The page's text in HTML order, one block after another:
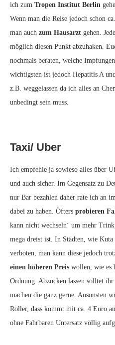
ich zum Tropen Institut Berlin
Wenn man die Reise jedoch schon
man auch zum Hausarzt gehen.
möglich diesen Punkt abzuhaken.
nochmals beraten, welche
wichtigsten ist jedoch Hepatitis A
z.B. weggelassen da ich alles an
unbedingt sein muss.
Taxi/ Uber
Ich empfehle ja sowieso alles über
und auch sicher. Im Gegensatz zu
nur Bar bezahlen daher rate ich an
dabei zu haben. Öfters probieren
kann nicht wechseln‘ um mehr
mega dreist ist. In Städten, wie
verboten, man kann diese jedoch
einen höheren Preis wollen, wie es
Ordnung. Abzocken lassen solltet
machen die ganz gerne. Ansonsten
Roller, dass kommt mit ca. 4 Euro
ohne Fahrbaren Untersatz völlig